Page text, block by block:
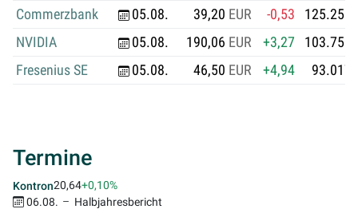
Commerzbank
05.08. 39,20 EUR -0,53
NVIDIA
05.08. 190,06 EUR +3,27
Fresenius SE
05.08. 46,50 EUR +4,94
Termine
Kontron20,64+0,10%
06.08.
Halbjahresbericht